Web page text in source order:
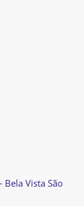
Vista São